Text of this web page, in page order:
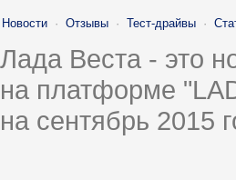
Новости · Отзывы · Тест-драйвы ·
Лада Веста - это
на платформе
на сентябрь 2015